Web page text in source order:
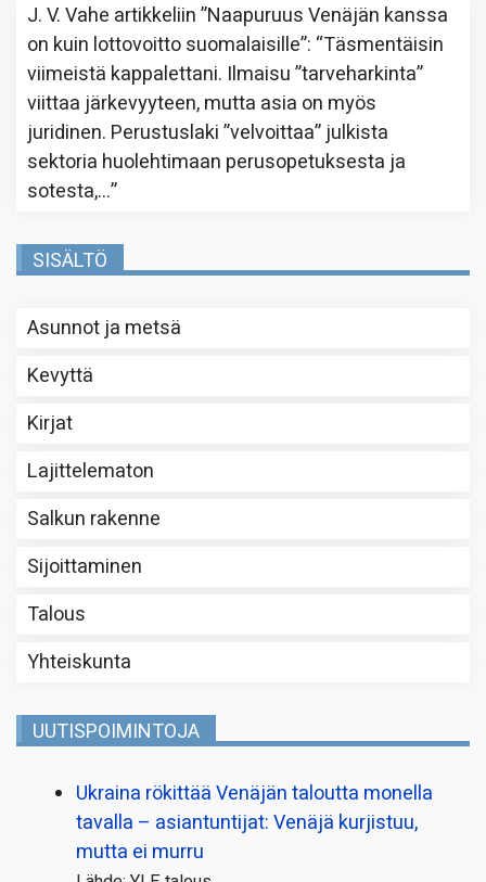
J. V. Vahe artikkeliin”Naapuruus Venäjän kanssa
on kuin lottovoitto suomalaisille”: “Täsmentäisin
viimeistä kappalettani. Ilmaisu ”tarveharkinta”
viittaa järkevyyteen, mutta asia on myös
juridinen. Perustuslaki ”velvoittaa” julkista
sektoria huolehtimaan perusopetuksesta ja
sotesta,…”
SISÄLTÖ
Asunnot ja metsä
Kevyttä
Kirjat
Lajittelematon
Salkun rakenne
Sijoittaminen
Talous
Yhteiskunta
UUTISPOIMINTOJA
Ukraina rökittää Venäjän taloutta monella
tavalla – asiantuntijat: Venäjä kurjistuu,
mutta ei murru